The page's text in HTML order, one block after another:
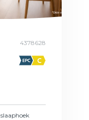
4378628
slaaphoek